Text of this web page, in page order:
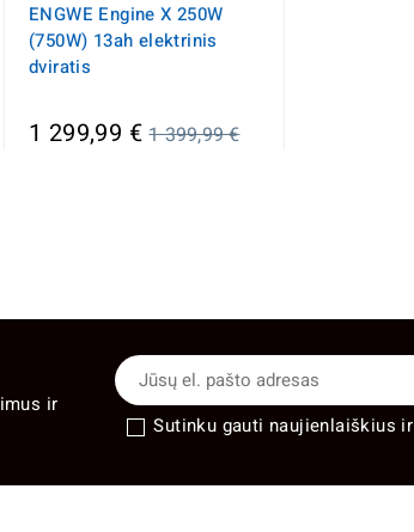
ENGWE Engine X 250W
(750W) 13ah elektrinis
dviratis
1 299,99 €Įprasta
1 399,99 €
ir
Sutinku gauti naujienlaiškius